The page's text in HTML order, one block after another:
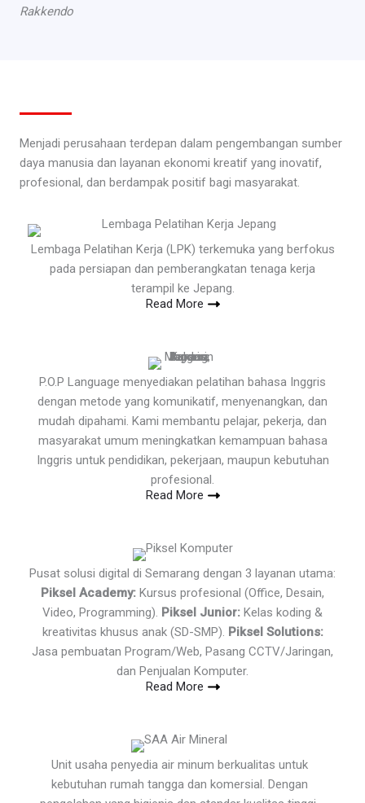
Rakkendo
Menjadi perusahaan terdepan dalam pengembangan sumber
daya manusia dan layanan ekonomi kreatif yang inovatif,
profesional, dan berdampak positif bagi masyarakat.
Lembaga Pelatihan Kerja (LPK) terkemuka yang berfokus
pada persiapan dan pemberangkatan tenaga kerja
terampil ke Jepang.
Read More
P.O.P Language menyediakan pelatihan bahasa Inggris
dengan metode yang komunikatif, menyenangkan, dan
mudah dipahami. Kami membantu pelajar, pekerja, dan
masyarakat umum meningkatkan kemampuan bahasa
Inggris untuk pendidikan, pekerjaan, maupun kebutuhan
profesional.
Read More
Pusat solusi digital di Semarang dengan 3 layanan utama:
Piksel Academy: Kursus profesional (Office, Desain,
Video, Programming). Piksel Junior: Kelas koding &
kreativitas khusus anak (SD-SMP). Piksel Solutions:
Jasa pembuatan Program/Web, Pasang CCTV/Jaringan,
dan Penjualan Komputer.
Read More
Unit usaha penyedia air minum berkualitas untuk
kebutuhan rumah tangga dan komersial. Dengan